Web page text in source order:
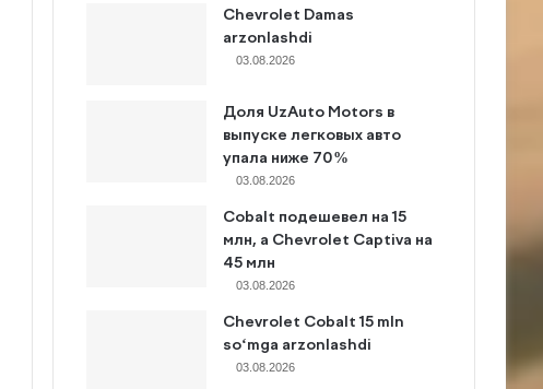
Chevrolet Damas
arzonlashdi
03.08.2026
Доля UzAuto Motors в
выпуске легковых авто
упала ниже 70%
03.08.2026
Cobalt подешевел на 15
млн, а Chevrolet Captiva на
45 млн
03.08.2026
Chevrolet Cobalt 15 mln
so‘mga arzonlashdi
03.08.2026